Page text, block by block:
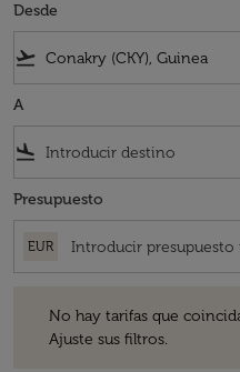
Desde
flight_takeoff
A
flight_land
Presupuesto
EUR
No hay tarifas que
Ajuste sus filtros.